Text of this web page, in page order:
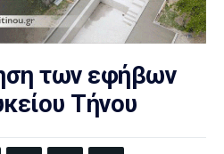
των εφήβων
Τήνου